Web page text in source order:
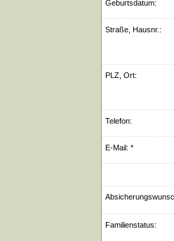
Geburts­datum:
Straße, Hausnr.:
PLZ, Ort:
Telefon:
E-Mail: *
Familienstatus: